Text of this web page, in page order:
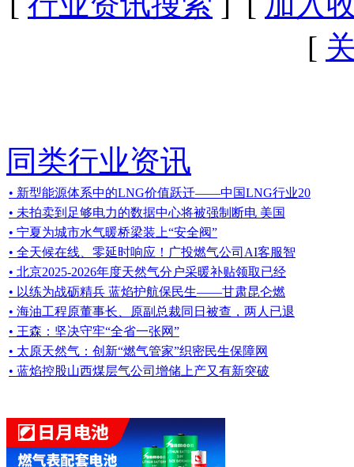
[
同类行业资讯
• 新型能源体系中的LNG价值跃迁——中国LNG行业20
• 未拍卖到足够电力的数据中心将被强制断电 美国
• 宁夏为城市水气暖桥梁装上“安全阀”
• 全天候在线、零延时响应！广投燃气公司AI客服智
• 北京2025-2026年度天然气分户采暖补贴领取已经
• 以练为战砺精兵 蓝焰护航保民生——甘肃昆仑燃
• 海油工程原董事长、原副总裁同日被查，两人已退
• 王森：坚决守牢“全省一张网”
• 太原天然气：创新“燃气管家”织密民生保障网
• 蓝焰控股山西煤层气公司增储上产又有新突破